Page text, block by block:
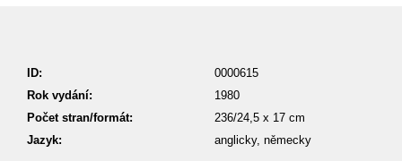
ID:
0000615
Rok vydání:
1980
Počet stran/formát:
236/24,5 x 17 cm
Jazyk:
anglicky, německy